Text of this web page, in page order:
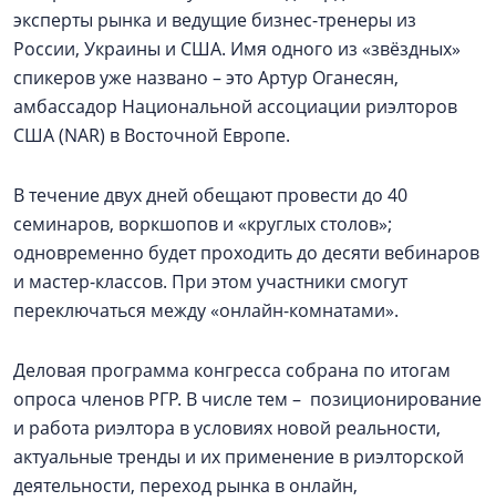
эксперты рынка и ведущие бизнес-тренеры из
России, Украины и США. Имя одного из «звёздных»
спикеров уже названо – это Артур Оганесян,
амбассадор Национальной ассоциации риэлторов
США (NAR) в Восточной Европе.
В течение двух дней обещают провести до 40
семинаров, воркшопов и «круглых столов»;
одновременно будет проходить до десяти вебинаров
и мастер-классов. При этом участники смогут
переключаться между «онлайн-комнатами».
Деловая программа конгресса собрана по итогам
опроса членов РГР. В числе тем – позиционирование
и работа риэлтора в условиях новой реальности,
актуальные тренды и их применение в риэлторской
деятельности, переход рынка в онлайн,